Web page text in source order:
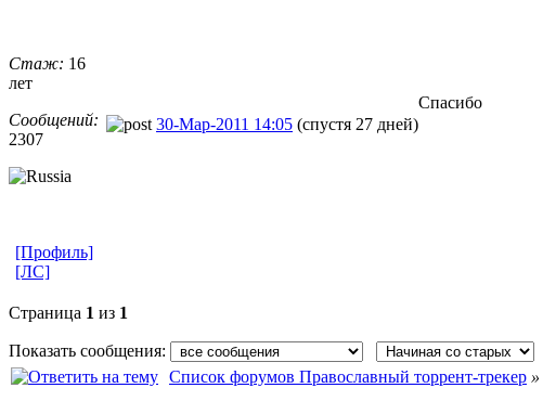
Стаж: 16
лет
Сообщений:
2307
30-Мар-2011 14:05 (спустя 27 дней)
Спасибо
[Профиль]
[ЛС]
Страница 1 из 1
Показать сообщения:
Список форумов Православный торрент-трекер »